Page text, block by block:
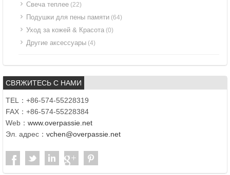
Свеча теплее (22)
Подушки для пены памяти (64)
Уход за кожей & Красота (0)
Другие аксессуары (4)
СВЯЖИТЕСЬ С НАМИ
TEL：+86-574-55228319
FAX：+86-574-55228384
Web： www.overpassie.net
Эл. адрес： vchen@overpassie.net